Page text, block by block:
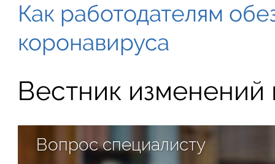
Как работодателям
коронавируса
Вестник изменений
Вопрос специалисту